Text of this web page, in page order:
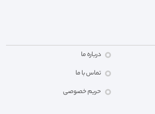
درباره ما
تماس با ما
حریم خصوصی